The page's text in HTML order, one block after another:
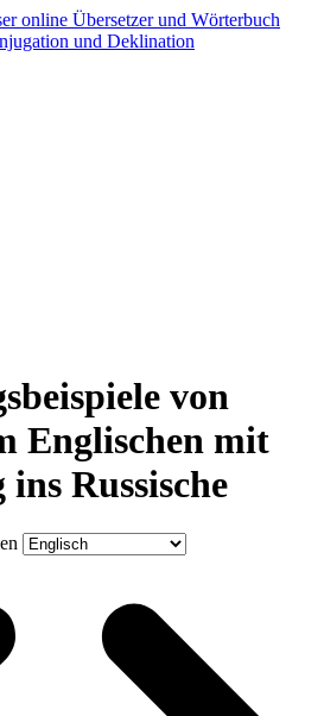
und Deklination
von
Englischen mit
Russische